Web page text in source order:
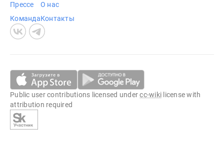
Прессе
Команда
О нас
Контакты
Public user contributions licensed undercc-wiki license with
attribution required